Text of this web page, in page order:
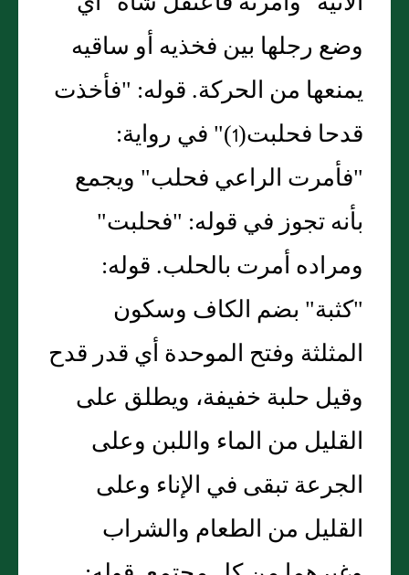
وضع رجلها بين فخذيه أو ساقيه
يمنعها من الحركة. قوله: "فأخذت
قدحا فحلبت(1)" في رواية:
"فأمرت الراعي فحلب" ويجمع
بأنه تجوز في قوله: "فحلبت"
ومراده أمرت بالحلب. قوله:
"كثبة" بضم الكاف وسكون
المثلثة وفتح الموحدة أي قدر قدح
وقيل حلبة خفيفة، ويطلق على
القليل من الماء واللبن وعلى
الجرعة تبقى في الإناء وعلى
القليل من الطعام والشراب